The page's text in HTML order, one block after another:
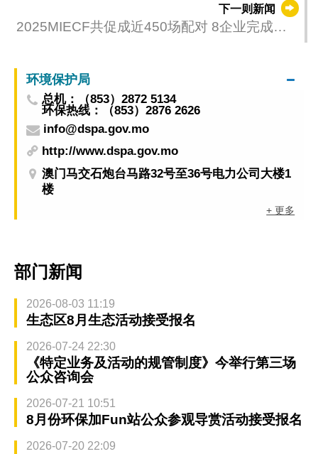
下一则新闻
2025MIECF共促成近450场配对 8企业完成在
环境保护局
总机：（853）2872 5134
环保热线：（853）2876 2626
info@dspa.gov.mo
http://www.dspa.gov.mo
澳门马交石炮台马路32号至36号电力公司大楼1
楼
+ 更多
部门新闻
2026-08-03 11:19
生态区8月生态活动接受报名
2026-07-24 22:30
《特定业务及活动的规管制度》今举行第三场
公众咨询会
2026-07-21 10:51
8月份环保加Fun站公众参观导赏活动接受报名
2026-07-20 22:09